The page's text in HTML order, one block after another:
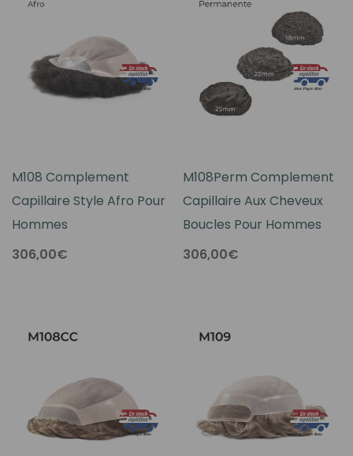
M108 Complement
Capillaire Style Afro Pour
Hommes
306,00€
M108Perm Complement
Capillaire Aux Cheveux
Boucles Pour Hommes
306,00€